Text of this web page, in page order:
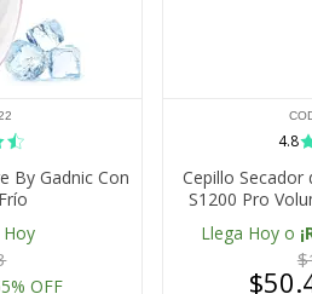
By Gadnic Con
Hoy
OFF
4.8
Cepillo Secador
S1200 Pro
Llega Hoy o